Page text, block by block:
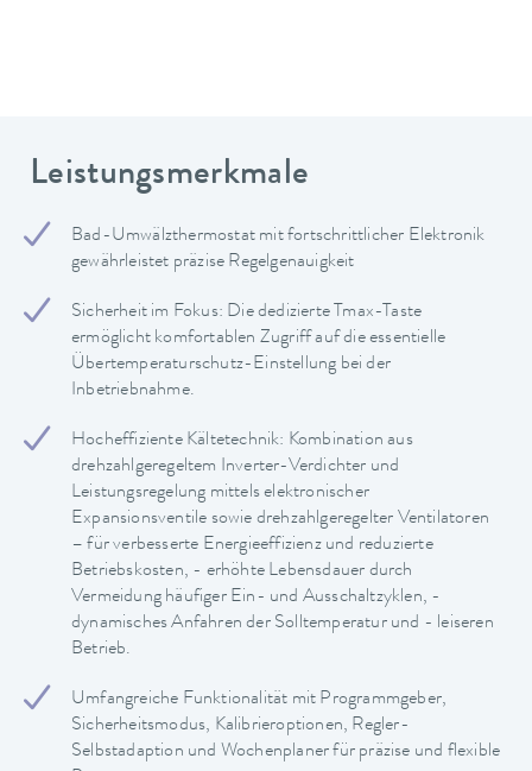
Leistungsmerkmale
Bad-Umwälzthermostat mit fortschrittlicher Elektronik
gewährleistet präzise Regelgenauigkeit
Sicherheit im Fokus: Die dedizierte Tmax-Taste
ermöglicht komfortablen Zugriff auf die essentielle
Übertemperaturschutz-Einstellung bei der
Inbetriebnahme.
Hocheffiziente Kältetechnik: Kombination aus
drehzahlgeregeltem Inverter-Verdichter und
Leistungsregelung mittels elektronischer
Expansionsventile sowie drehzahlgeregelter Ventilatoren
– für verbesserte Energieeffizienz und reduzierte
Betriebskosten, - erhöhte Lebensdauer durch
Vermeidung häufiger Ein- und Ausschaltzyklen, -
dynamisches Anfahren der Solltemperatur und - leiseren
Betrieb.
Umfangreiche Funktionalität mit Programmgeber,
Sicherheitsmodus, Kalibrieroptionen, Regler-
Selbstadaption und Wochenplaner für präzise und flexible